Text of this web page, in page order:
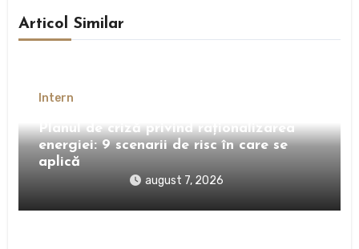
Articol Similar
Intern
Planul de criză privind raționalizarea
energiei: 9 scenarii de risc în care se
aplică
august 7, 2026